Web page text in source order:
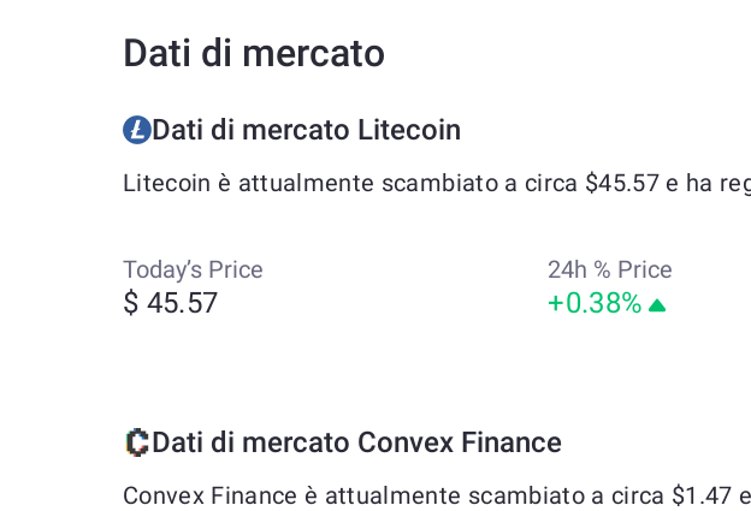
Dati di mercato
Dati di mercato Litecoin
Litecoin è attualmente scambiato a circa $45.57 e ha
Today’s Price
$ 45.57
24h % Price
+0.38%
Dati di mercato Convex Finance
Convex Finance è attualmente scambiato a circa